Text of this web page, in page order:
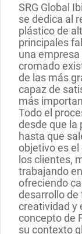
SRG Global
se dedica al
plástico de
principales
una
cromado
de las más
capaz de
más
Todo el
desde que la
hasta que
objetivo es
los clientes,
trabajando
ofreciendo
desarrollo
creatividad y
concepto de
su contexto